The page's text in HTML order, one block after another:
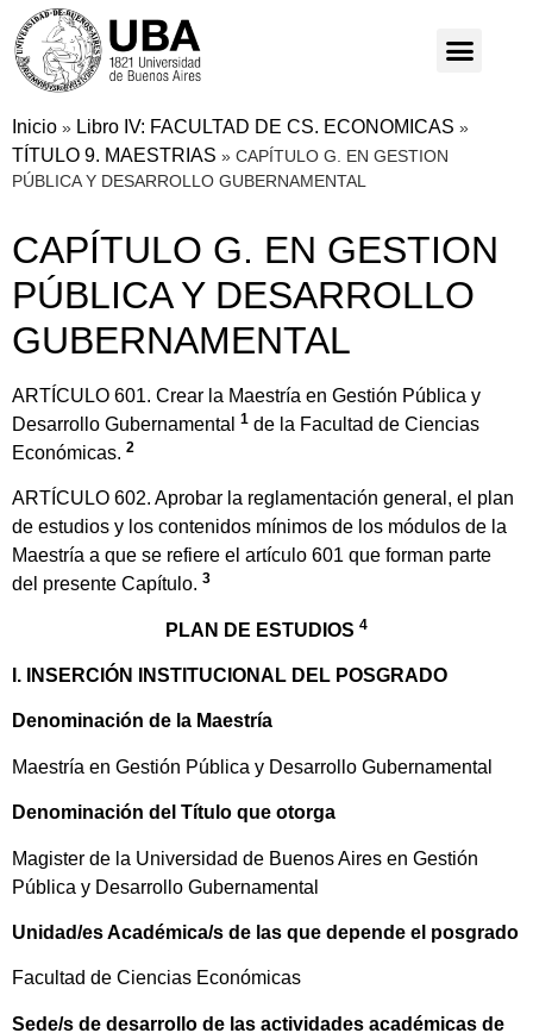
Inicio » Libro IV: FACULTAD DE CS. ECONOMICAS »
TÍTULO 9. MAESTRIAS » CAPÍTULO G. EN GESTION
PÚBLICA Y DESARROLLO GUBERNAMENTAL
CAPÍTULO G. EN GESTION
PÚBLICA Y DESARROLLO
GUBERNAMENTAL
ARTÍCULO 601. Crear la Maestría en Gestión Pública y
Desarrollo Gubernamental
1 de la Facultad de Ciencias
Económicas. 2
ARTÍCULO 602. Aprobar la reglamentación general, el plan
de estudios y los contenidos mínimos de los módulos de la
Maestría a que se refiere el artículo 601 que forman parte
del presente Capítulo. 3
PLAN DE ESTUDIOS 4
I. INSERCIÓN INSTITUCIONAL DEL POSGRADO
Denominación de la Maestría
Maestría en Gestión Pública y Desarrollo Gubernamental
Denominación del Título que otorga
Magister de la Universidad de Buenos Aires en Gestión
Pública y Desarrollo Gubernamental
Unidad/es Académica/s de las que depende el posgrado
Facultad de Ciencias Económicas
Sede/s de desarrollo de las actividades académicas de